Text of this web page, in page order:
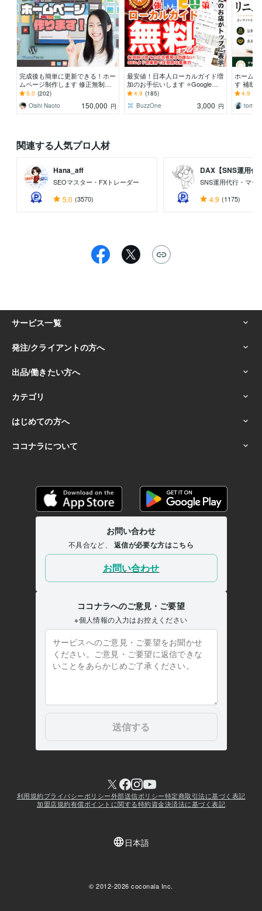
完成後も簡単に更新できる！ホー
ムページ制作します 修正無制
限！HP完成後も安心して相談で
きます
5.0 (202)
Oishi Naoto
150,000 円
最安値！日本人ローカルガイド増
加のお手伝いします ⭐Google認
定ローカルガイドは評価が高く信
4.9 (185)
BuzzOne
3,000 円
ホーム
す 補助
P制作。
4.9
関連する人気プロ人材
Hana_aff
SEOマスター・FXトレーダー
5.0 (3570)
DAX【SNS運用代
SNS運用代行・マー
4.9 (1175)